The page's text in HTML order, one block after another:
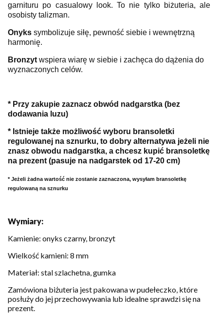
garnituru po casualowy look. To nie tylko biżuteria, ale
osobisty talizman.
Onyks symbolizuje siłę, pewność siebie i wewnętrzną
harmonię.
Bronzyt wspiera wiarę w siebie i zachęca do dążenia do
wyznaczonych celów.
* Przy zakupie zaznacz obwód nadgarstka (bez
dodawania luzu)
* Istnieje także możliwość wyboru bransoletki
regulowanej na sznurku, to dobry alternatywa jeżeli nie
znasz obwodu nadgarstka, a chcesz kupić bransoletkę
na prezent (pasuje na nadgarstek od 17-20 cm)
* Jeżeli żadna wartość nie zostanie zaznaczona, wysyłam bransoletkę
regulowaną na sznurku
Wymiary:
Kamienie: onyks czarny, bronzyt
Wielkość kamieni: 8 mm
Materiał: stal szlachetna, gumka
Zamówiona biżuteria jest pakowana w pudełeczko, które
posłuży do jej przechowywania lub idealne sprawdzi się na
prezent.